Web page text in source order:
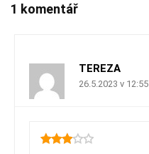
1 komentář
TEREZA
26.5.2023 v 12:55